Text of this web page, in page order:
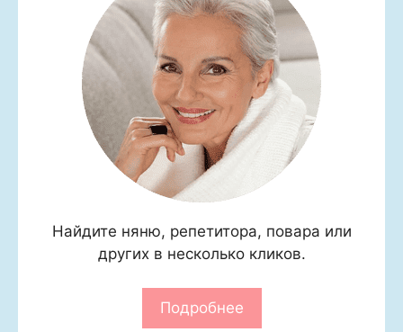
Найдите няню, репетитора, повара или
других в несколько кликов.
Подробнее